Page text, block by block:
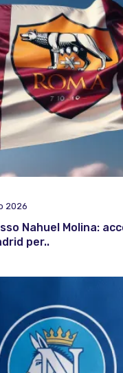
2026
Nahuel Molina:
per..